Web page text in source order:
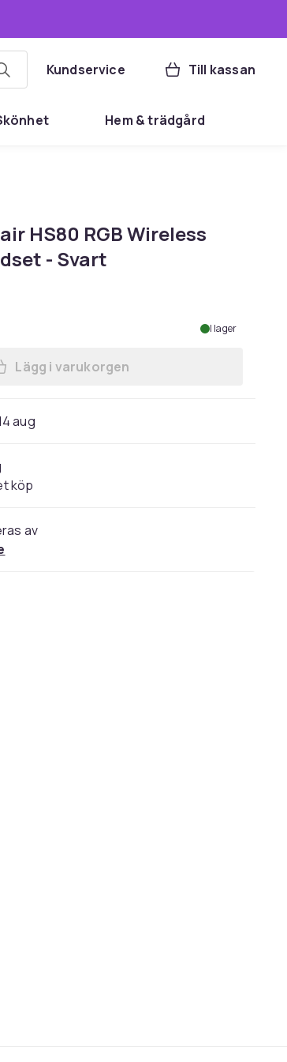
Kundservice Till kassan
Hem & trädgård
HS80 RGB Wireless
- Svart
I lager
Lägg till Original Corsair HS80
Lägg i varukorgen
aug
köp
av